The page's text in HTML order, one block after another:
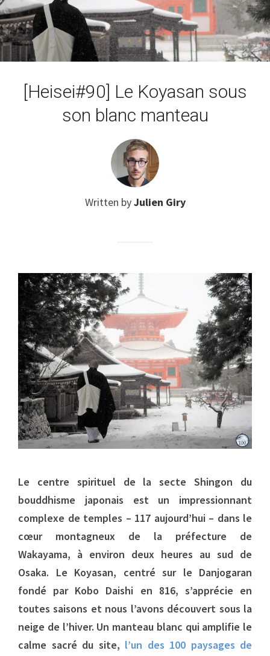
[Heisei#90] Le Koyasan sous
son blanc manteau
Written byJulien Giry
Le centre spirituel de la secte Shingon du
bouddhisme japonais est un impressionnant
complexe de temples – 117 aujourd’hui – dans le
cœur montagneux de la préfecture de
Wakayama, à environ deux heures au sud de
Osaka. Le Koyasan, centré sur le Danjogaran
fondé par Kobo Daishi en 816, s’apprécie en
toutes saisons et nous l’avons découvert sous la
neige de l’hiver. Un manteau blanc qui amplifie le
calme sacré du site, l’un des 100 paysages de